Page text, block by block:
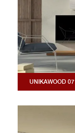
UNIKAWOOD 07